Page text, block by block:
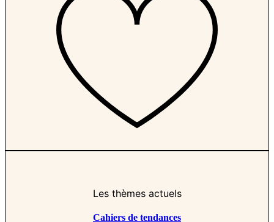
Les thèmes actuels
Cahiers de tendances